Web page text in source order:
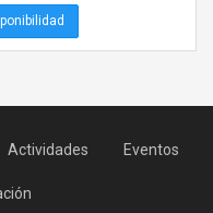
Actividades Eventos